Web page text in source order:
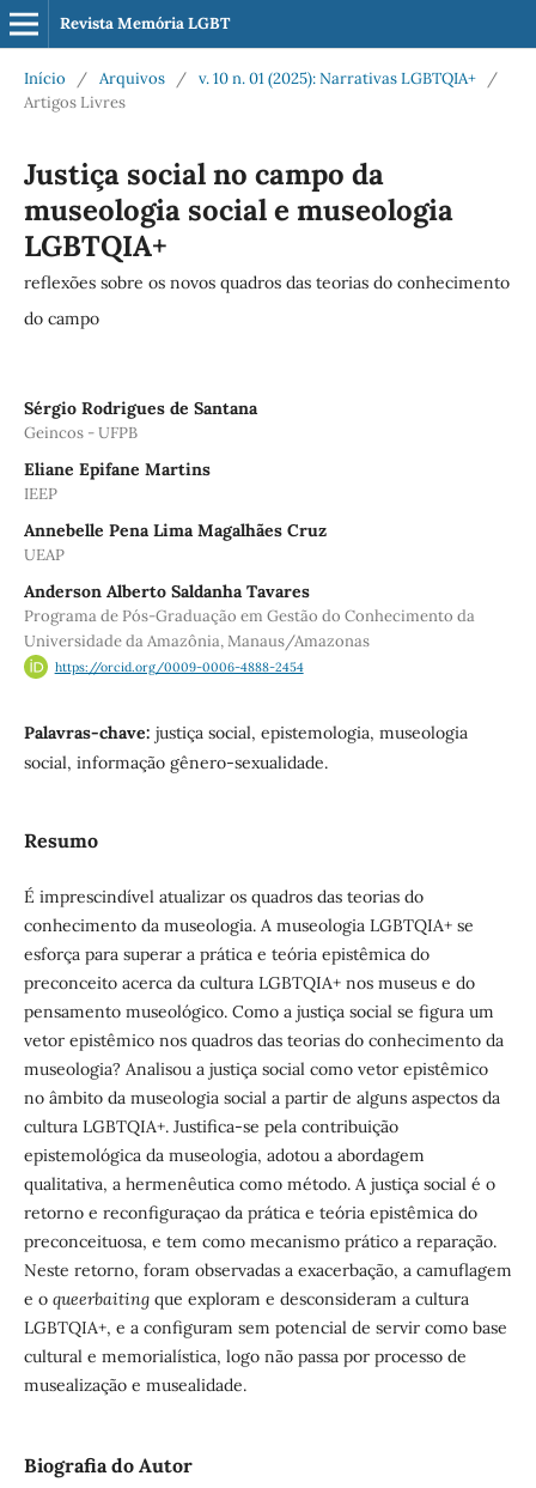
Revista Memória LGBT
Início / Arquivos / v. 10 n. 01 (2025): Narrativas LGBTQIA+
/
Artigos Livres
Justiça social no campo da
museologia social e museologia
LGBTQIA+
reflexões sobre os novos quadros das teorias do conhecimento
do campo
Sérgio Rodrigues de Santana
Geincos - UFPB
Eliane Epifane Martins
IEEP
Annebelle Pena Lima Magalhães Cruz
UEAP
Anderson Alberto Saldanha Tavares
Programa de Pós-Graduação em Gestão do Conhecimento da
Universidade da Amazônia, Manaus/Amazonas
https://orcid.org/0009-0006-4888-2454
Palavras-chave: justiça social, epistemologia, museologia
social, informação gênero-sexualidade.
Resumo
É imprescindível atualizar os quadros das teorias do
conhecimento da museologia. A museologia LGBTQIA+ se
esforça para superar a prática e teória epistêmica do
preconceito acerca da cultura LGBTQIA+ nos museus e do
pensamento museológico. Como a justiça social se figura um
vetor epistêmico nos quadros das teorias do conhecimento da
museologia? Analisou a justiça social como vetor epistêmico
no âmbito da museologia social a partir de alguns aspectos da
cultura LGBTQIA+. Justifica-se pela contribuição
epistemológica da museologia, adotou a abordagem
qualitativa, a hermenêutica como método. A justiça social é o
retorno e reconfiguraçao da prática e teória epistêmica do
preconceituosa, e tem como mecanismo prático a reparação.
Neste retorno, foram observadas a exacerbação, a camuflagem
e o queerbaitingque exploram e desconsideram a cultura
LGBTQIA+, e a configuram sem potencial de servir como base
cultural e memorialística, logo não passa por processo de
musealização e musealidade.
Biografia do Autor